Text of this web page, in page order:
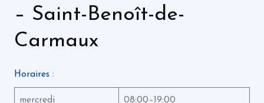
– Saint-Benoît-de-
Carmaux
Horaires :
mercredi 08:00–19:00